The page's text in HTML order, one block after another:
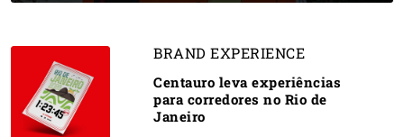
BRAND EXPERIENCE
Centauro leva experiências
para corredores no Rio de
Janeiro